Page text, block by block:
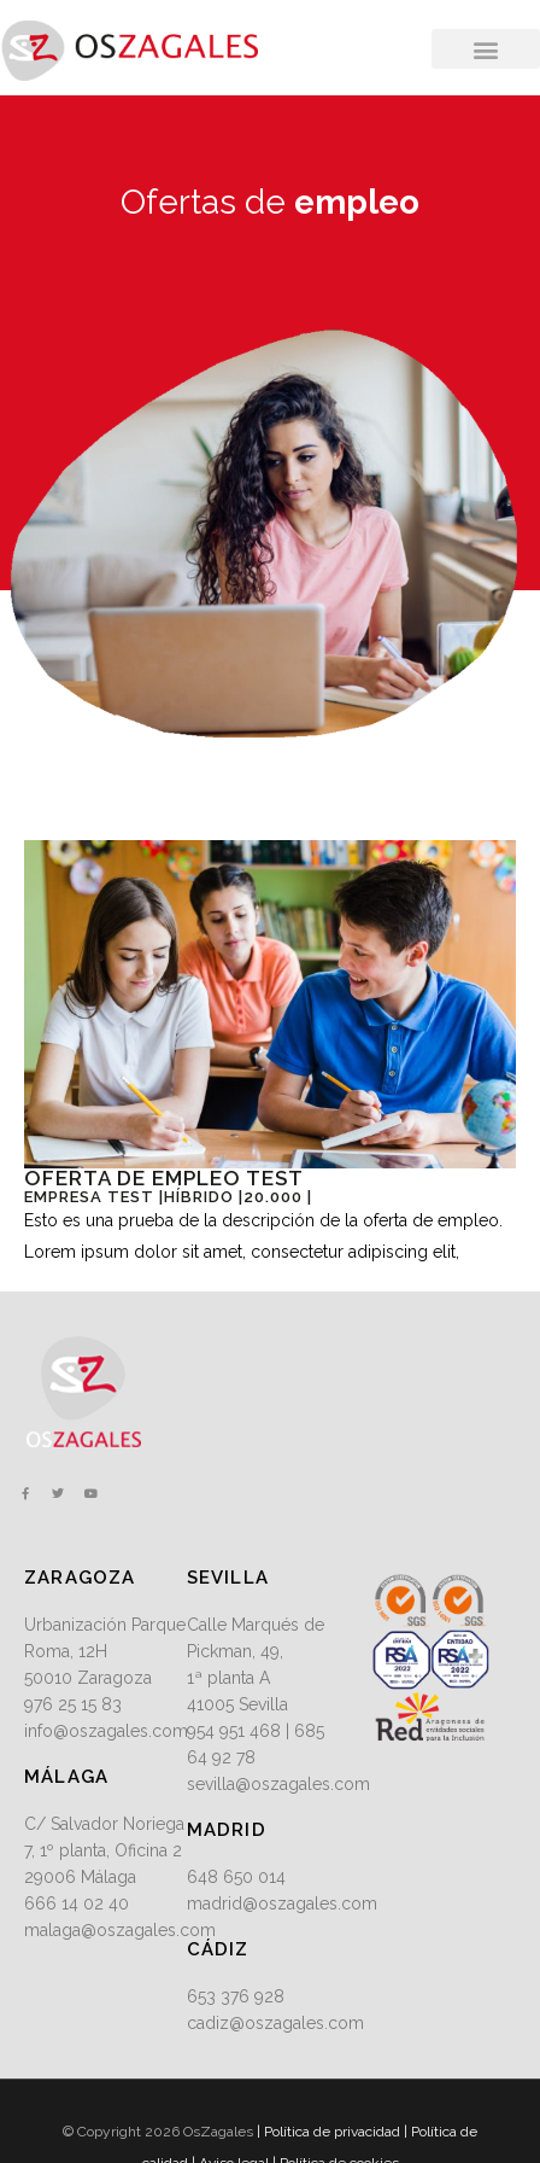
Ofertas de empleo
OFERTA DE EMPLEO TEST
EMPRESA TEST | HÍBRIDO | 20.000 |
Esto es una prueba de la descripción de la oferta de empleo.
Lorem ipsum dolor sit amet, consectetur adipiscing elit,
ZARAGOZA
Urbanización Parque
Roma, 12H
50010 Zaragoza
976 25 15 83
info@oszagales.com
MÁLAGA
C/ Salvador Noriega
7, 1º planta, Oficina 2
29006 Málaga
666 14 02 40
malaga@oszagales.com
SEVILLA
Calle Marqués de
Pickman, 49,
1ª planta A
41005 Sevilla
954 951 468 | 685
64 92 78
sevilla@oszagales.com
MADRID
648 650 014
madrid@oszagales.com
CÁDIZ
653 376 928
cadiz@oszagales.com
© Copyright 2026 OsZagales Política de privacidad
Política de